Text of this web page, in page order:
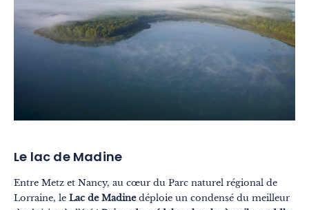
Voyage responsable
Excellence
Le lac de Madine
Entre Metz et Nancy, au cœur du Parc naturel régional de
Lorraine, le Lac de Madinedéploie un condensé du meilleur